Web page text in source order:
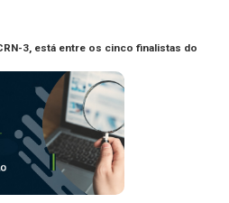
3, está entre os cinco finalistas do